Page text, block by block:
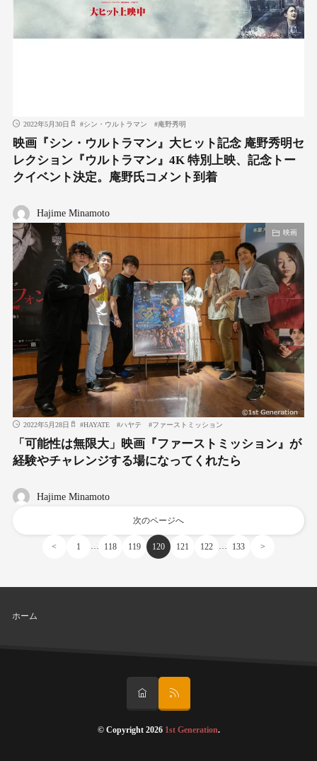
2022年5月30日 #シン・ウルトラマン #庵野秀明
映画『シン・ウルトラマン』大ヒット記念 庵野秀明セ
レクション『ウルトラマン』4K 特別上映、記念トー
クイベント決定。庵野氏コメント到着
Hajime Minamoto
映画
2022年5月28日 #HAYATE #ハヤテ #ファーストミッション
「可能性は無限大」映画『ファーストミッション』が
経験やチャレンジする場になってくれたら
Hajime Minamoto
次のページへ
< 1 118 119 120 121 122 133 >
ホーム
© Copyright 2026 1st Generation.